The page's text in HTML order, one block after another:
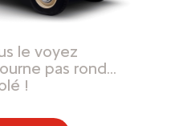
le voyez
pas rond…
!